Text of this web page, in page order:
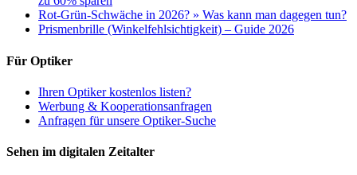
Rot-Grün-Schwäche in 2026? » Was kann man dagegen tun?
Prismenbrille (Winkelfehlsichtigkeit) – Guide 2026
Für Optiker
Ihren Optiker kostenlos listen?
Werbung & Kooperationsanfragen
Anfragen für unsere Optiker-Suche
Sehen im digitalen Zeitalter